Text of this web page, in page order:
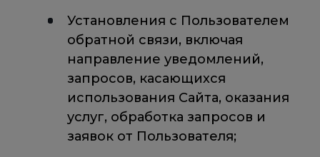
Установления с Пользователем
обратной связи, включая
направление уведомлений,
запросов, касающихся
использования Сайта, оказания
услуг, обработка запросов и
заявок от Пользователя;